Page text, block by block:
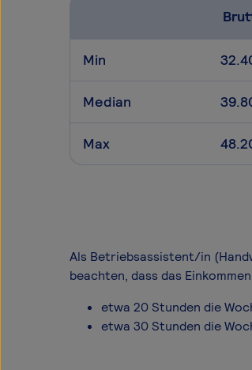
Min
Median
Max
Als Betriebsassistent/in
beachten, dass das
etwa 20 Stunden die
etwa 30 Stunden die